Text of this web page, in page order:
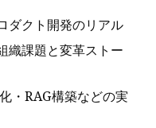
ダクト開発のリアル
織課題と変革ストー
・RAG構築などの実